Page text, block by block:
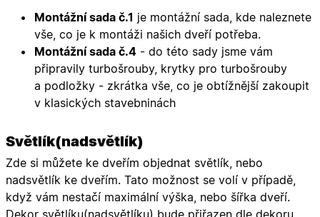
Montážní sada č.1
je montážní sada, kde naleznete
vše, co je k montáži našich dveří potřeba.
Montážní sada č.4 - do této sady jsme vám
připravily turbošrouby, krytky pro turbošrouby
a podložky - zkrátka vše, co je obtížnější zakoupit
v klasických stavebninách
Světlík(nadsvětlík)
Zde si můžete ke dveřím objednat světlík, nebo
nadsvětlík ke dveřím. Tato možnost se volí v případě,
když vám nestačí maximální výška, nebo šířka dveří.
Název
Poskytovatel/
Doména
Vyprší
udid .oknadverenamiru.cz
4
týdny
2 dny
se
jedinečné
X-Inspishop-User-
Variant
oknadverenamiru.cz
1
Tento